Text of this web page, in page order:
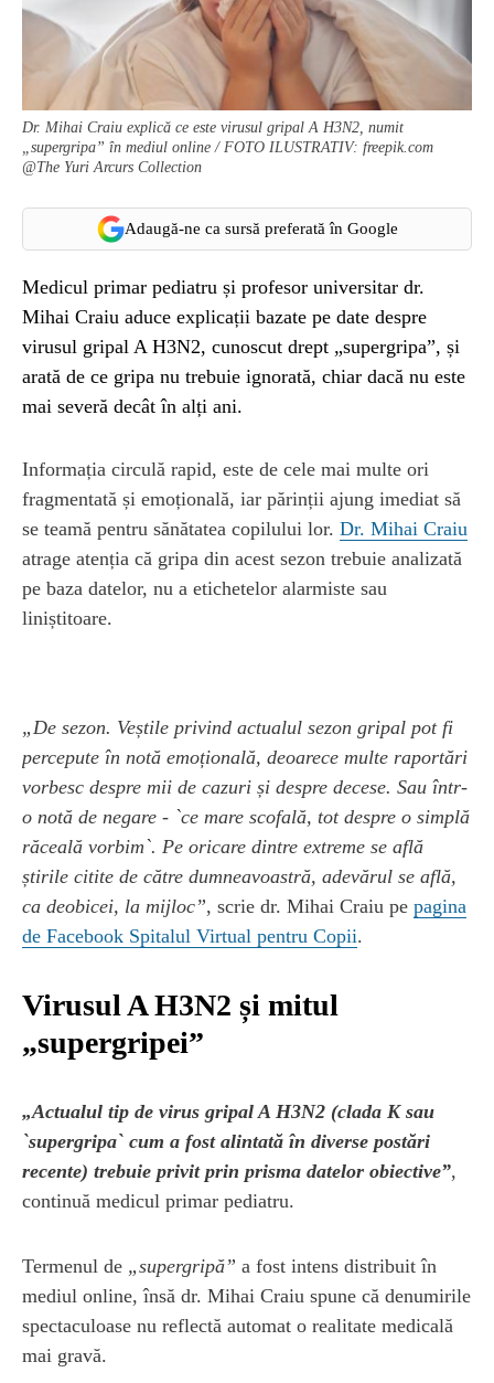
Dr. Mihai Craiu explică ce este virusul gripal A H3N2, numit
„supergripa” în mediul online / FOTO ILUSTRATIV: freepik.com
@The Yuri Arcurs Collection
Adaugă-ne ca sursă preferată în Google
Medicul primar pediatru și profesor universitar dr.
Mihai Craiu aduce explicații bazate pe date despre
virusul gripal A H3N2, cunoscut drept „supergripa”, și
arată de ce gripa nu trebuie ignorată, chiar dacă nu este
mai severă decât în alți ani.
Informația circulă rapid, este de cele mai multe ori
fragmentată și emoțională, iar părinții ajung imediat să
se teamă pentru sănătatea copilului lor. Dr. Mihai Craiu
atrage atenția că gripa din acest sezon trebuie analizată
pe baza datelor, nu a etichetelor alarmiste sau
liniștitoare.
„De sezon. Veștile privind actualul sezon gripal pot fi
percepute în notă emoțională, deoarece multe raportări
vorbesc despre mii de cazuri și despre decese. Sau într-
o notă de negare - `ce mare scofală, tot despre o simplă
răceală vorbim`. Pe oricare dintre extreme se află
știrile citite de către dumneavoastră, adevărul se află,
ca deobicei, la mijloc”, scrie dr. Mihai Craiu pe pagina
de Facebook Spitalul Virtual pentru Copii.
Virusul A H3N2 și mitul
„supergripei”
„Actualul tip de virus gripal A H3N2 (clada K sau
`supergripa` cum a fost alintată în diverse postări
recente) trebuie privit prin prisma datelor obiective”,
continuă medicul primar pediatru.
Termenul de „supergripă” a fost intens distribuit în
mediul online, însă dr. Mihai Craiu spune că denumirile
spectaculoase nu reflectă automat o realitate medicală
mai gravă.